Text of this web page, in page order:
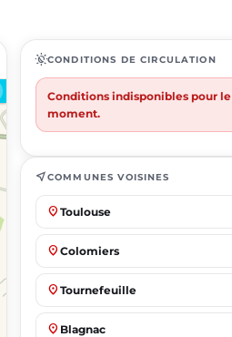
routineCONDITIONS DE CIRCULATION
Conditions indisponibles pour le
moment.
near_meCOMMUNES VOISINES
place Toulouse
place Colomiers
place Tournefeuille
place Blagnac